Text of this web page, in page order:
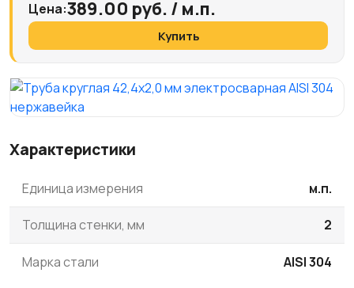
Цена:389.00 руб. / м.п.
Купить
Характеристики
Единица измерения м.п.
Толщина стенки, мм 2
Марка стали AISI 304